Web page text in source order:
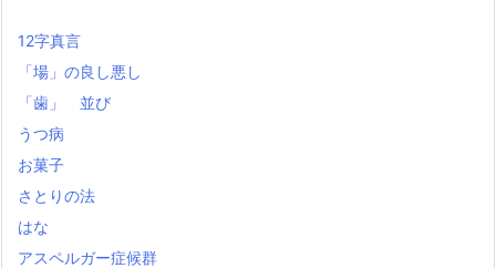
12字真言
「場」の良し悪し
「歯」 並び
うつ病
お菓子
さとりの法
はな
アスペルガー症候群